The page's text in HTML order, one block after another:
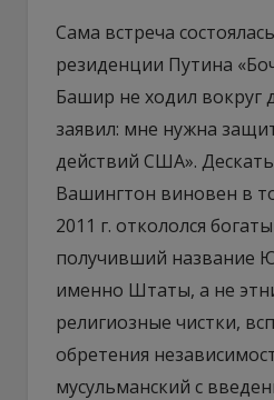
Сама встреча
резиденции Путина
Башир не ходил вокруг
заявил: мне нужна
действий США».
Вашингтон виновен в
2011 г. откололся
получивший название
именно Штаты, а не
религиозные чистки,
обретения
мусульманский с